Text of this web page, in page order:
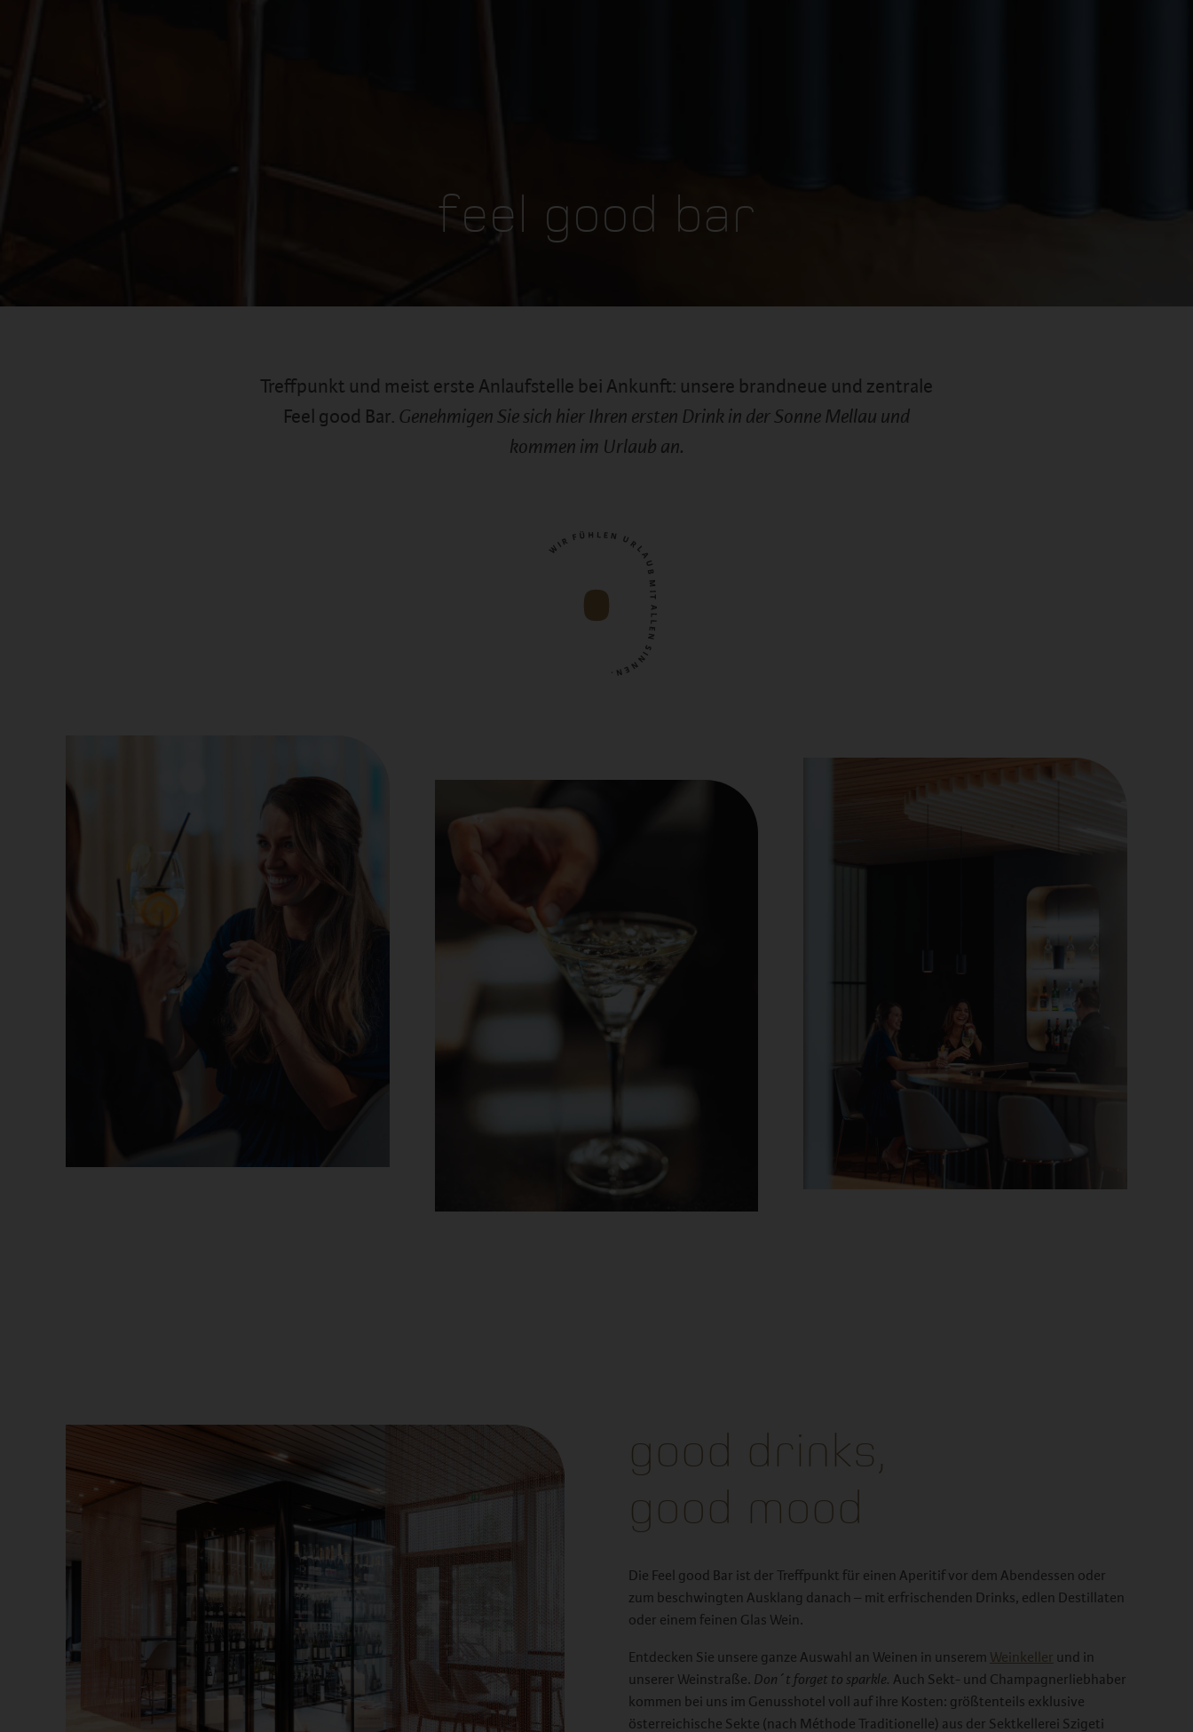
feel good bar
Treffpunkt und meist erste Anlaufstelle bei Ankunft: unsere brandneue und zentrale
Feel good Bar. Genehmigen Sie sich hier Ihren ersten Drink in der Sonne Mellau und
kommen im Urlaub an.
good drinks,
good mood
Die Feel good Bar ist der Treffpunkt für einen Aperitif vor dem Abendessen oder
zum beschwingten Ausklang danach – mit erfrischenden Drinks, edlen Destillaten
oder einem feinen Glas Wein.
Entdecken Sie unsere ganze Auswahl an Weinen in unserem Weinkeller und in
unserer Weinstraße. Don´t forget to sparkle. Auch Sekt- und Champagnerliebhaber
kommen bei uns im Genusshotel voll auf ihre Kosten: größtenteils exklusive
österreichische Sekte (nach Méthode Traditionelle) aus der Sektkellerei Szigeti